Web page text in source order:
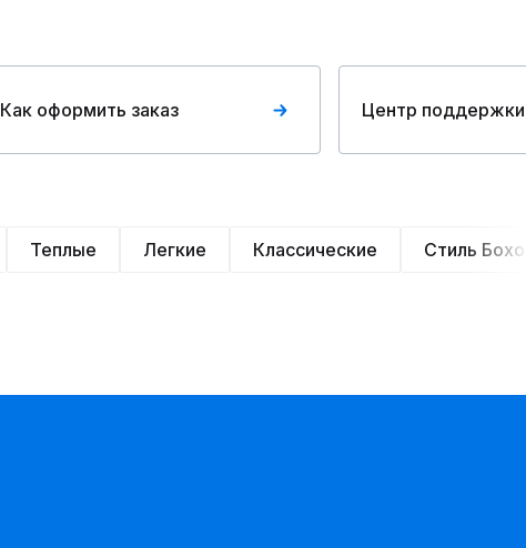
Как оформить заказ Центр поддержки
Теплые Легкие Классические Стиль Бохо